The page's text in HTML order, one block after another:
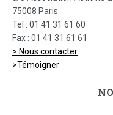
75008 Paris
Tel : 01 41 31 61 60
Fax : 01 41 31 61 61
> Nous contacter
>Témoigner